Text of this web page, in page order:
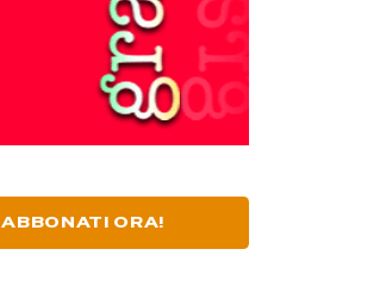
ABBONATI ORA!